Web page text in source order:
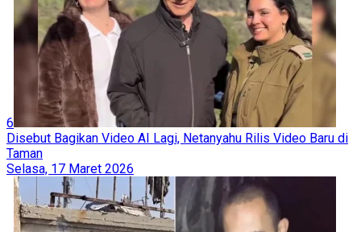
6
Disebut Bagikan Video AI Lagi, Netanyahu Rilis Video Baru di
Taman
Selasa, 17 Maret 2026